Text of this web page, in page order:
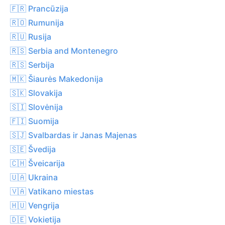
🇫🇷 Prancūzija
🇷🇴 Rumunija
🇷🇺 Rusija
🇷🇸 Serbia and Montenegro
🇷🇸 Serbija
🇲🇰 Šiaurės Makedonija
🇸🇰 Slovakija
🇸🇮 Slovėnija
🇫🇮 Suomija
🇸🇯 Svalbardas ir Janas Majenas
🇸🇪 Švedija
🇨🇭 Šveicarija
🇺🇦 Ukraina
🇻🇦 Vatikano miestas
🇭🇺 Vengrija
🇩🇪 Vokietija